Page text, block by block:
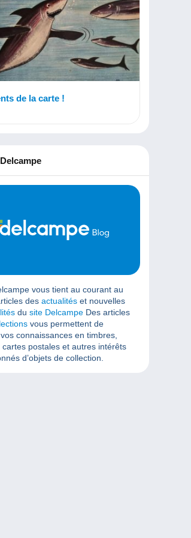
de la carte !
vous tient au courant au
des actualités et nouvelles
du site Delcampe Des articles
vous permettent de
connaissances en timbres,
cartes postales et autres intérêts
d’objets de collection.